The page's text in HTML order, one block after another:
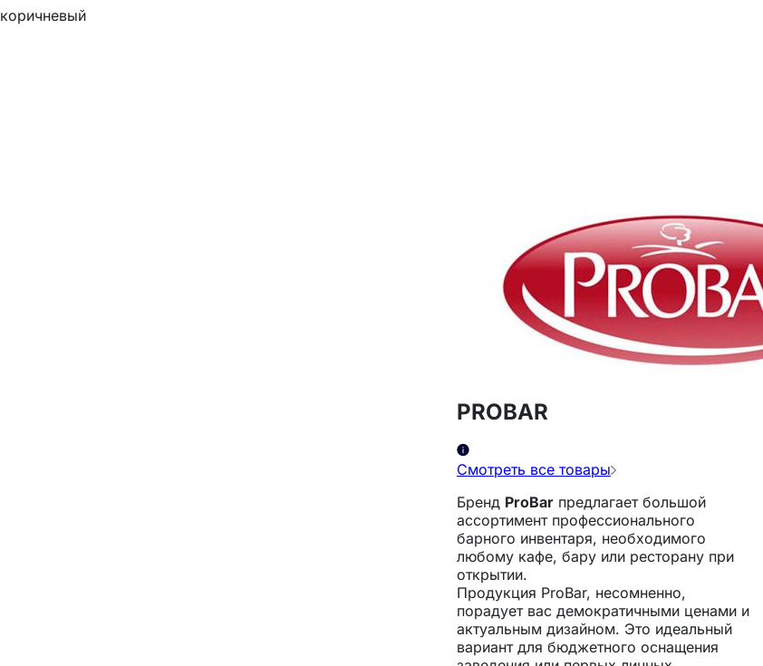
коричневый
PROBAR
Смотреть все товары
Бренд ProBar предлагает большой
ассортимент профессионального
барного инвентаря, необходимого
любому кафе, бару или ресторану при
открытии.
Продукция ProBar, несомненно,
порадует вас демократичными ценами и
актуальным дизайном. Это идеальный
вариант для бюджетного оснащения